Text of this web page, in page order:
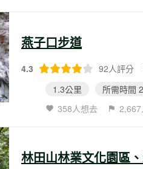
燕子口步道
4.3 92人評分
1.3公里
所需時間
358人想去
2,667
林田山林業文化園區